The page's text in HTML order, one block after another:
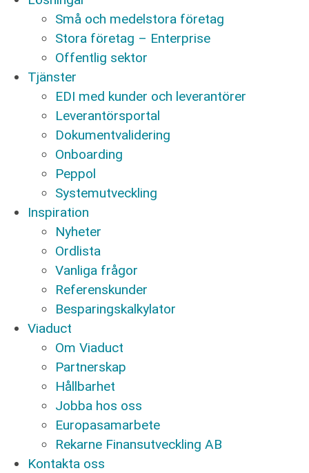
Små och medelstora företag
Stora företag – Enterprise
Offentlig sektor
Tjänster
EDI med kunder och leverantörer
Leverantörsportal
Dokumentvalidering
Onboarding
Peppol
Systemutveckling
Inspiration
Nyheter
Ordlista
Vanliga frågor
Referenskunder
Besparingskalkylator
Viaduct
Om Viaduct
Partnerskap
Hållbarhet
Jobba hos oss
Europasamarbete
Rekarne Finansutveckling AB
Kontakta oss